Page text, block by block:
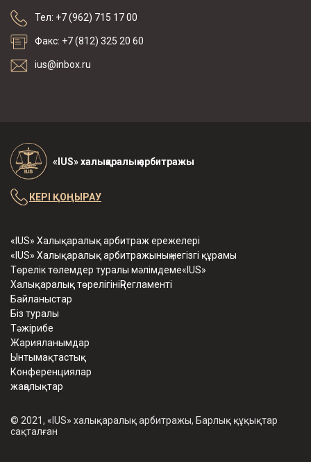
Тел: +7 (962) 715 17 00
Факс: +7 (812) 325 20 60
ius@inbox.ru
«IUS» халықаралық арбитражы
«IUS» Халықаралық арбитраж ережелері
«IUS» Халықаралық арбитражының негізгі құрамы
Төрелік төлемдер туралы мәлімдеме«IUS»
Халықаралық төрелігініңРегламенті
Байланыстар
Біз туралы
Тәжірибе
Жарияланымдар
Ынтымақтастық
Конференциялар
жаңалықтар
© 2021, «IUS» халықаралық арбитражы, Барлық құқықтар
сақталған
КЕРІ ҚОҢЫРАУ